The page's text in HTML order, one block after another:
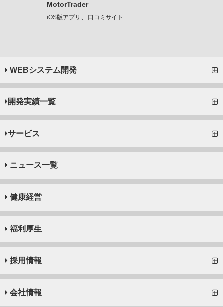
MotorTrader
iOS版アプリ 、 口コミサイト
WEBシステム開発
開発実績一覧
サービス
ニュース一覧
健康経営
福利厚生
採用情報
会社情報